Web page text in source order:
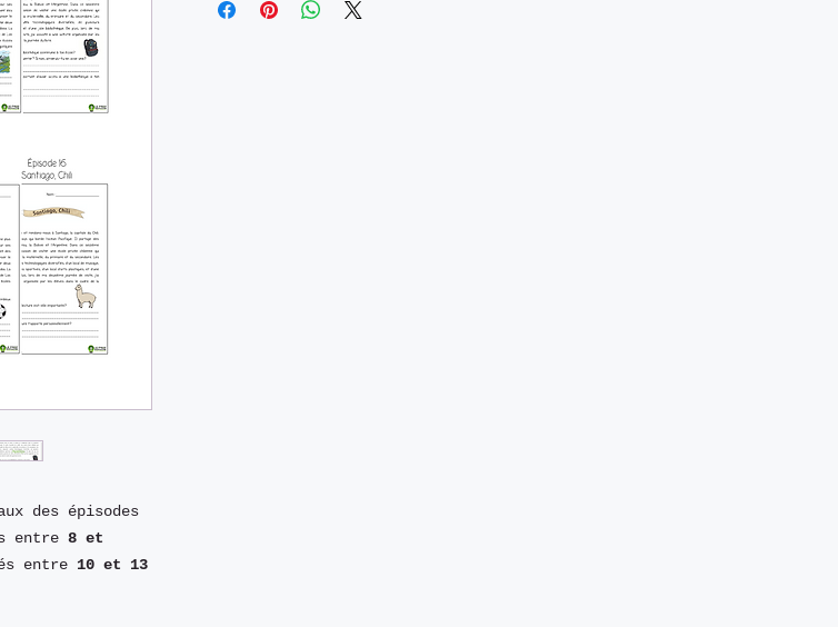
des épisodes
entre 8 et
entre 10 et 13